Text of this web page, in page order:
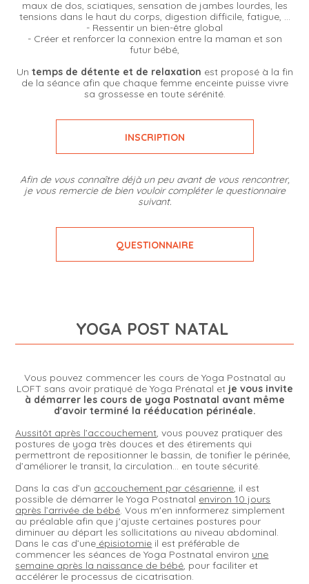
maux de dos, sciatiques, sensation de jambes lourdes, les
tensions dans le haut du corps, digestion difficile, fatigue, ...
- Ressentir un bien-être global
- Créer et renforcer la connexion entre la maman et son
futur bébé,
Un temps de détente et de relaxation est proposé à la fin
de la séance afin que chaque femme enceinte puisse vivre
sa grossesse en toute sérénité.
INSCRIPTION
Afin de vous connaître déjà un peu avant de vous rencontrer,
je vous remercie de bien vouloir compléter le questionnaire
suivant.
QUESTIONNAIRE
YOGA POST NATAL
Vous pouvez commencer les cours de Yoga Postnatal au
LOFT sans avoir pratiqué de Yoga Prénatal etje vous invite
à démarrer les cours de yoga Postnatal avant même
d'avoir terminé la rééducation périnéale.
Aussitôt après l’accouchement, vous pouvez pratiquer des
postures de yoga très douces et des étirements qui
permettront de repositionner le bassin, de tonifier le périnée,
d’améliorer le transit, la circulation… en toute sécurité.
Dans la cas d’un accouchement par césarienne, il est
possible de démarrer le Yoga Postnatal environ 10 jours
après l’arrivée de bébé. Vous m'en innformerez simplement
au préalable afin que j'ajuste certaines postures pour
diminuer au départ les sollicitations au niveau abdominal.
Dans le cas d’une épisiotomie il est préférable de
commencer les séances de Yoga Postnatal environ une
semaine après la naissance de bébé, pour faciliter et
accélérer le processus de cicatrisation.